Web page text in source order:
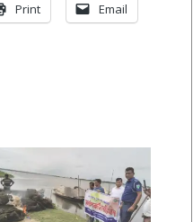
Print Email